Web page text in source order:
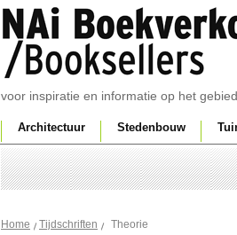
voor inspiratie en informatie op het
Architectuur Stedenbouw
Home Tijdschriften Theorie